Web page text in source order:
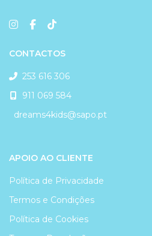
CONTACTOS
253 616 306
911 069 584
dreams4kids@sapo.pt
APOIO AO CLIENTE
Política de Privacidade
Termos e Condições
Política de Cookies